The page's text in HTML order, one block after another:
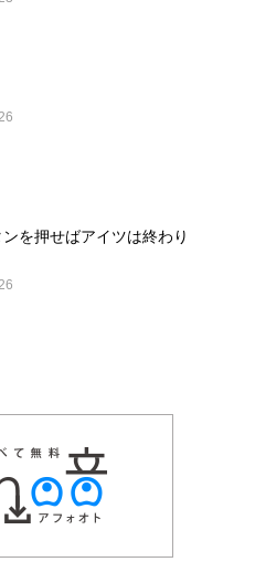
ンを押せばアイツは終わり